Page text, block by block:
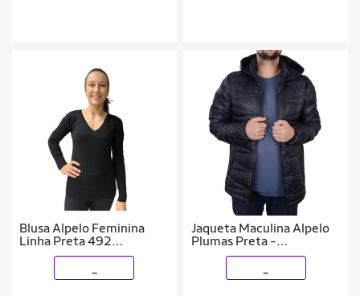
Blusa Alpelo Feminina
Linha Preta 492
Cor:;Tamanho:40;Gênero:Feminino
Jaqueta Maculina Alpelo
Plumas Preta -
40200128